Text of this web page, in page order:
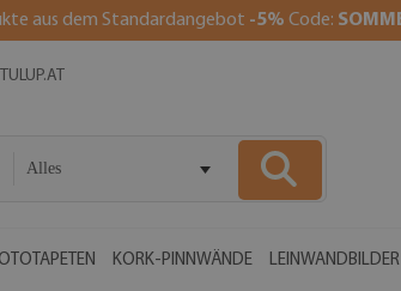
aus dem Standardangebot -5% Code:
Alles
KORK-PINNWÄNDE LEINWANDBILDER